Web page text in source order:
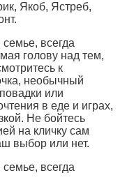
Якоб, Ястреб,
всегда
голову над тем,
к
необычный
или
в еде и играх,
Не бойтесь
на кличку сам
выбор или нет.
всегда